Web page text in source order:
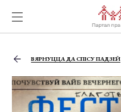
ВЯРНУЦЦА ДА СПІСУ ПАДЗЕЙ